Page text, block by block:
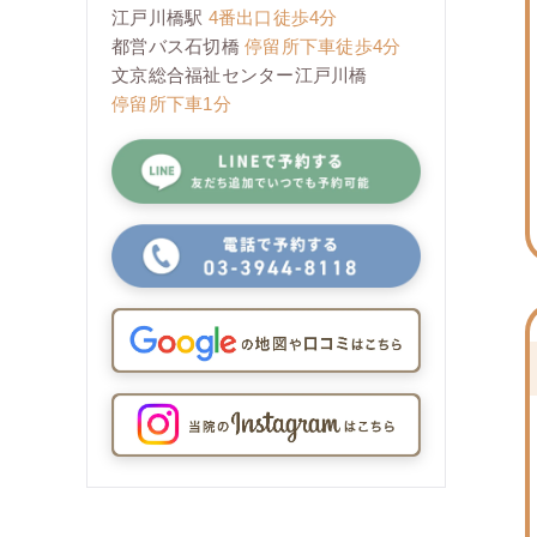
江戸川橋駅 4番出口徒歩4分
都営バス石切橋 停留所下車徒歩4分
文京総合福祉センター江戸川橋
停留所下車1分